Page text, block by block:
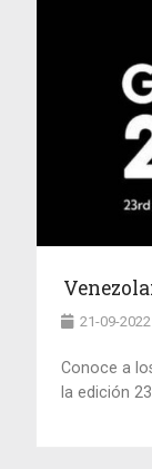
21-09-
Conoce a
la edición